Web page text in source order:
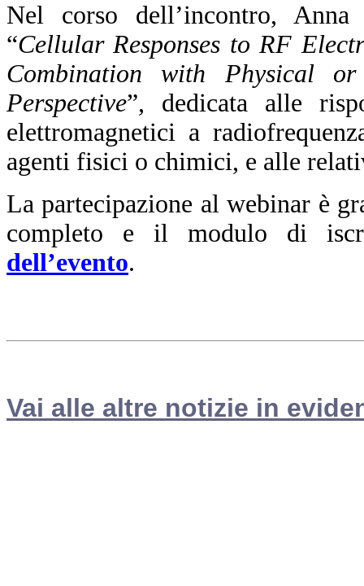
Nel corso dell’incontro,
“Cellular Responses to RF
Combination with Physical
Perspective”, dedicata alle
elettromagnetici a
agenti fisici o chimici, e alle
La partecipazione al webinar è
completo e il modulo di
dell’evento.
Vai alle altre notizie in